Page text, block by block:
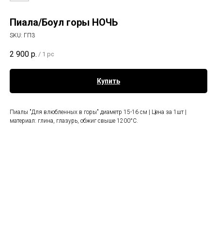
Пиала/Боул горы НОЧЬ
SKU: ГП3
2 900 р. / 1 pc
Купить
Пиалы "Для влюбленных в горы" диаметр 15-16 см | Цена за 1шт |
материал: глина, глазурь, обжиг свыше 1200°С.